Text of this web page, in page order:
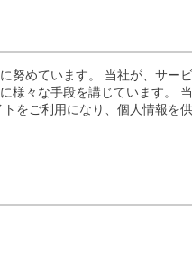
めています。 当社が、サ
々な手段を講じています。
をご利用になり、個人情報